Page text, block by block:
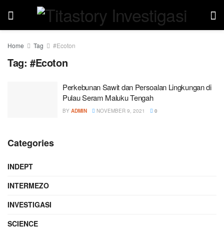
Home Tag #Ecoton
Tag: #Ecoton
Perkebunan Sawit dan Persoalan Lingkungan di
Pulau Seram Maluku Tengah
BY ADMIN NOVEMBER 9, 2021 0
Categories
INDEPT
INTERMEZO
INVESTIGASI
SCIENCE